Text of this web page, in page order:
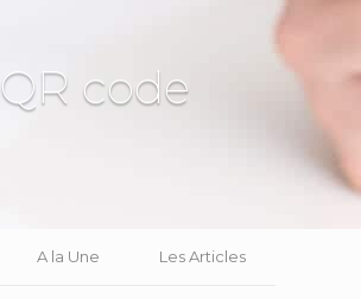
QR code
A la Une Les Articles